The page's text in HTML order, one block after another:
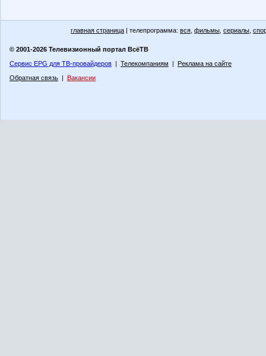
главная страница | телепрограмма: вся фильмы сериалы
© 2001-2026 Телевизионный портал ВсёТВ
Сервис EPG для ТВ-провайдеров | Телекомпаниям | Реклама на сайте
Обратная связь | Вакансии